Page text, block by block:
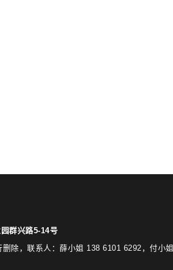
群兴路5-14号
除，联系人：薛小姐 138 6101 6292，付小